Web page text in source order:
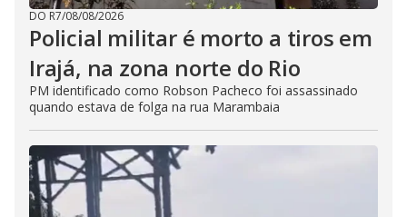
DO R7/08/08/2026
Policial militar é morto a tiros em
Irajá, na zona norte do Rio
PM identificado como Robson Pacheco foi assassinado
quando estava de folga na rua Marambaia